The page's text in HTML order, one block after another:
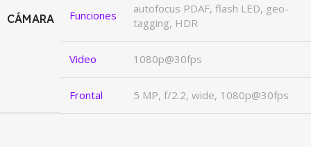
CÁMARA Funciones
autofocus PDAF, flash LED, geo-
tagging, HDR
Video 1080p@30fps
Frontal 5 MP, f/2.2, wide, 1080p@30fps